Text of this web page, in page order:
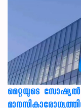
മെറ്റയുടെ